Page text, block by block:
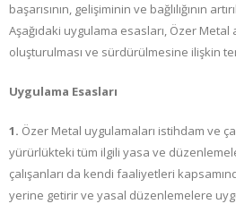
başarısının, gelişiminin ve bağlılığının
Aşağıdaki uygulama esasları, Özer Metal
oluşturulması ve sürdürülmesine ilişkin
Uygulama Esasları
1. Özer Metal uygulamaları istihdam ve
yürürlükteki tüm ilgili yasa ve
çalışanları da kendi faaliyetleri
yerine getirir ve yasal düzenlemelere